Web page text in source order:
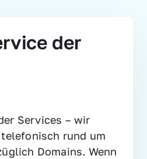
der
Services – wir
rund um
Domains. Wenn